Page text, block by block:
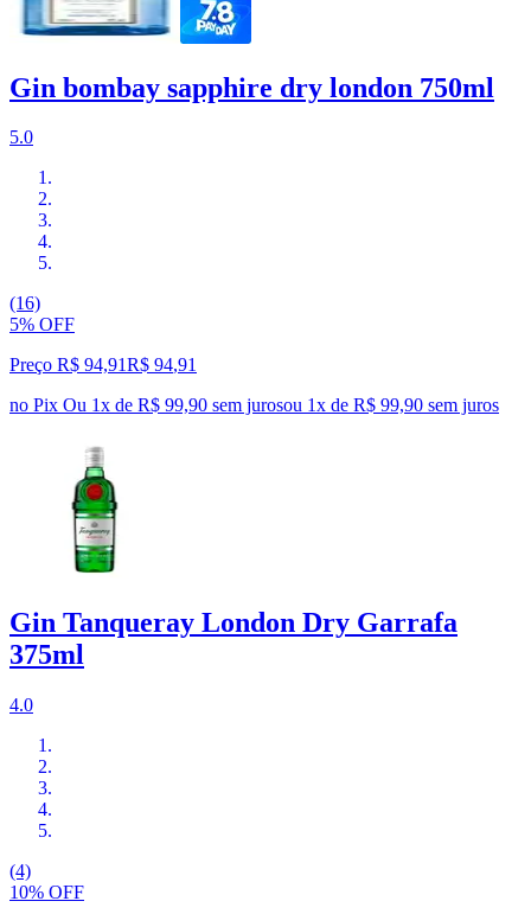
Gin bombay sapphire dry london 750ml
5.0
(16)
5% OFF
Preço R$ 94,91R$ 94,91
no Pix Ou 1x de R$ 99,90 sem jurosou 1x de R$ 99,90 sem juros
Gin Tanqueray London Dry Garrafa
375ml
4.0
(4)
10% OFF